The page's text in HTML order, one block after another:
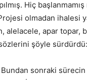
Hiç başlanmamış
olmadan ihalesi
alelacele, apar topar,
sözlerini şöyle sürdürdü:
sonraki